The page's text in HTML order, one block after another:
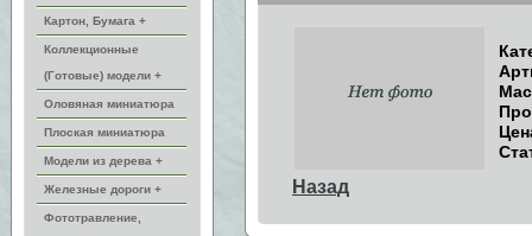
Картон, Бумага +
Коллекционные
(Готовые) модели +
Оловяная миниатюра
Плоская миниатюра
Модели из дерева +
Железные дороги +
Фототравление,
Назад